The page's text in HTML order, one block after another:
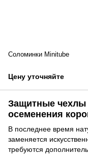
Соломинки Minitube
Цену уточняйте
Защитные чехлы
осеменения
В последнее время
заменяется
требуются